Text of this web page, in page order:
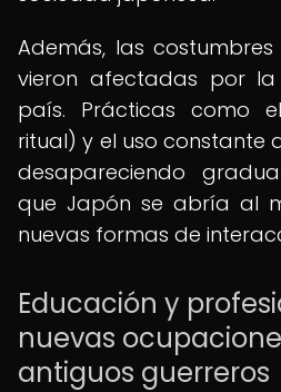
Además, las
vieron afectadas por la
país. Prácticas como
ritual) y el uso constante
desapareciendo
que Japón se abría al
nuevas formas de
Educación y
nuevas
antiguos guerreros